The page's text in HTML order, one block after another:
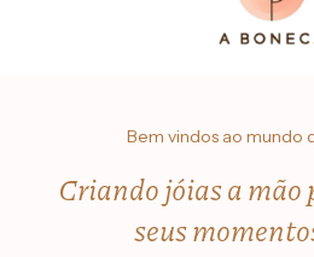
Bem vindos ao mundo
Criando jóias a
seus